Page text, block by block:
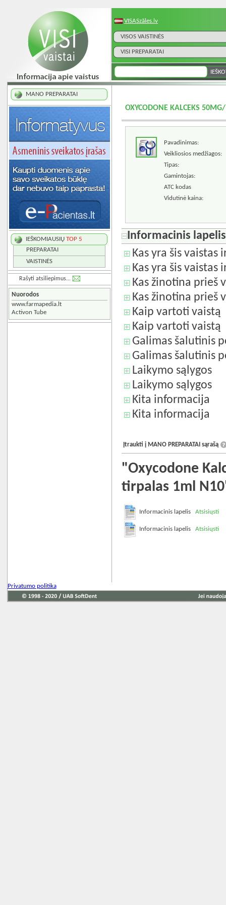
VISASzāles.lv
VISOS VAISTINĖS
VISI PREPARATAI
MANO PREPARATAI
IEŠKOMIAUSIŲ TOP 5
PREPARATAI
VAISTINĖS
Rašyti atsiliepimus...
Nuorodos
www.farmapedia.lt
Activon Tube
OXYCODONE KALCEKS
Pavadinimas:
Veikliosios medžiagos:
Tipas:
Gamintojas:
ATC kodas
Vidutinė kaina:
Informacinis lapelis
Kas yra šis vaistas
Kas yra šis vaistas
Kas žinotina prieš
Kas žinotina prieš
Kaip vartoti vaistą
Kaip vartoti vaistą
Galimas šalutinis
Galimas šalutinis
Laikymo sąlygos
Laikymo sąlygos
Kita informacija
Kita informacija
Įtraukti į MANO PREPARATAI sąrašą
"Oxycodone
tirpalas 1ml
Informacinis lapelisAtsisiųsti
Informacinis lapelisAtsisiųsti
Privatumo politika